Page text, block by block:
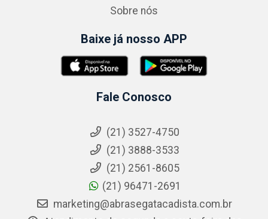
Sobre nós
Baixe já nosso APP
Fale Conosco
(21) 3527-4750
(21) 3888-3533
(21) 2561-8605
(21) 96471-2691
marketing@abrasegatacadista.com.br